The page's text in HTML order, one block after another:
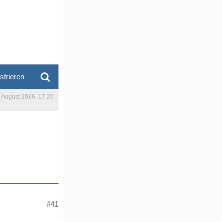
August 2026, 17:20
#41